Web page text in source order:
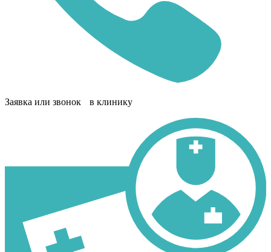
Заявка или звонок в клинику